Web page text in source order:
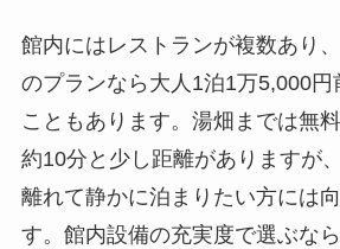
館内にはレストランが複数あり
のプランなら大人1泊1万5,000円
こともあります。湯畑までは無
約10分と少し距離がありますが
離れて静かに泊まりたい方には
す。館内設備の充実度で選ぶな